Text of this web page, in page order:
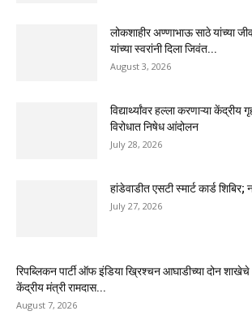
लोकशाहीर अण्णाभाऊ साठे यांच्या
यांच्या स्वरांनी दिला जिवंत...
August 3, 2026
विद्यार्थ्यांवर हल्ला करणाऱ्या केंद्रीय
विरोधात निषेध आंदोलन
July 28, 2026
हांडेवाडीत एसटी स्मार्ट कार्ड शिबिर;
July 27, 2026
रिपब्लिकन पार्टी ऑफ इंडिया ख्रिश्चन आघाडीच्या दोन शाखेचे
केंद्रीय मंत्री रामदास...
August 7, 2026